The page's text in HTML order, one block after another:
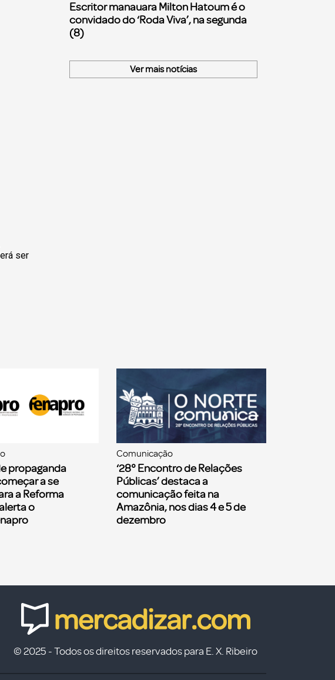
ser
Escritor manauara Milton Hatoum é o
convidado do ‘Roda Viva’, na segunda
(8)
Ver mais notícias
propaganda
a se
a Reforma
o
Comunicação
‘28° Encontro de Relações
Públicas’ destaca a
comunicação feita na
Amazônia, nos dias 4 e 5 de
dezembro
© 2025 - Todos os direitos reservados para E. X. Ribeiro